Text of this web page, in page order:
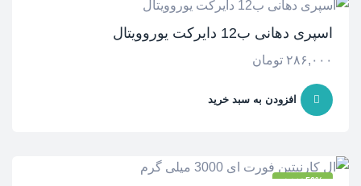
اسپری دهانی ب12 دایرکت یوروویتال
۲۸۶,۰۰۰ تومان
افزودن به سبد خرید
-50% تخفیف